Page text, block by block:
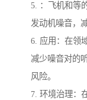
5. ：飞机和等
发动机噪音，
6. 应用：在领
减少噪音对的
风险。
7. 环境治理：